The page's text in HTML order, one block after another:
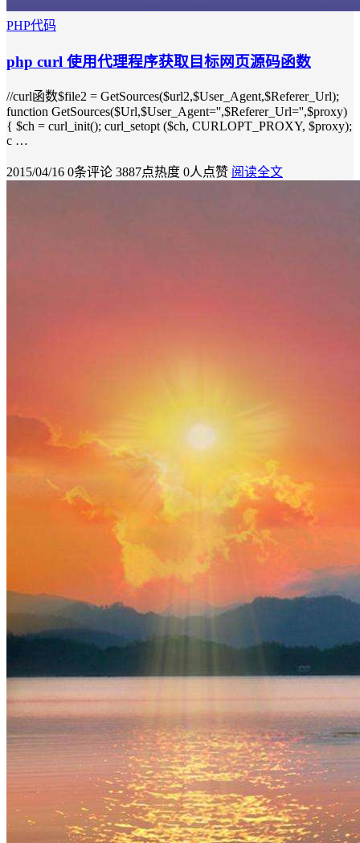
PHP代码
php curl 使用代理程序获取目标网页源码函数
//curl函数$file2 = GetSources($url2,$User_Agent,$Referer_Url);
function GetSources($Url,$User_Agent='',$Referer_Url='',$proxy)
{ $ch = curl_init(); curl_setopt ($ch, CURLOPT_PROXY, $proxy);
c …
2015/04/16 0条评论 3887点热度 0人点赞 阅读全文